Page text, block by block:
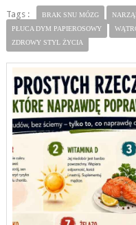
Tags : BRAK SNU MÓZG
PŁUCA DYM PAPIEROSOWY
ZDROWY STYL ŻYCIA